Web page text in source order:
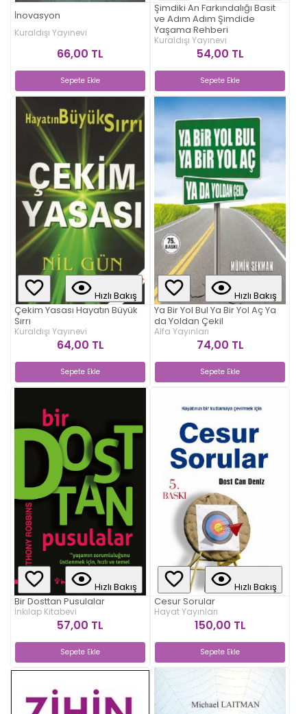
İnovasyon
Kuraldışı Yayınevi
66,00 TL
Sepete Ekle
Şimdiki An Farkındalığı Basit
ve Adım Adım Şimdide
Yaşama Rehberi
Kuraldışı Yayınevi
54,00 TL
Sepete Ekle
Hızlı Bakış
Çekim Yasası Hayatın Büyük
Sırrı
Kuraldışı Yayınevi
64,00 TL
Sepete Ekle
Hızlı Bakış
Ya Bir Yol Bul Ya Bir Yol Aç Ya
da Yoldan Çekil
Alfa Yayınları
74,00 TL
Sepete Ekle
Hızlı Bakış
Bir Dosttan Pusulalar
İnkılap Kitabevi
57,00 TL
Sepete Ekle
Hızlı Bakış
Cesur Sorular
Hayat Yayınları
150,00 TL
Sepete Ekle